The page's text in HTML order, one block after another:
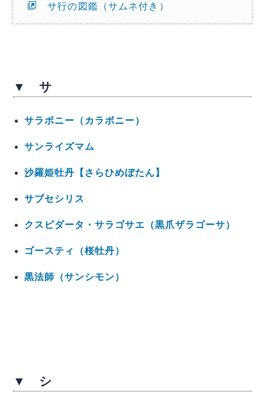
サ行の図鑑（サムネ付き）
▼ サ
サラボニー（カラボニー）
サンライズマム
沙羅姫牡丹【さらひめぼたん】
サブセシリス
クスピダータ・サラゴサエ（黒爪ザラゴーサ）
ゴースティ（桜牡丹）
黒法師（サンシモン）
▼ シ